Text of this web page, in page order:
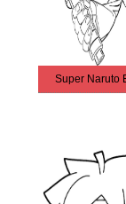
Super Naruto